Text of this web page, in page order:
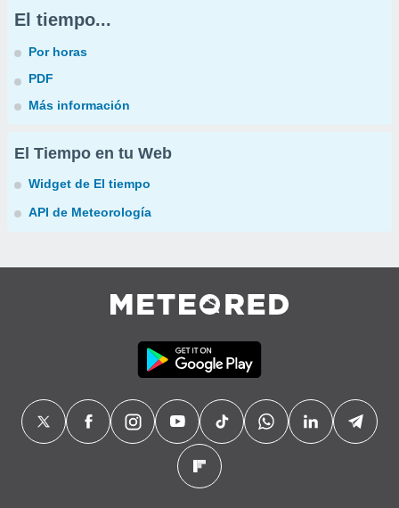
El tiempo...
Por horas
PDF
Más información
El Tiempo en tu Web
Widget de El tiempo
API de Meteorología